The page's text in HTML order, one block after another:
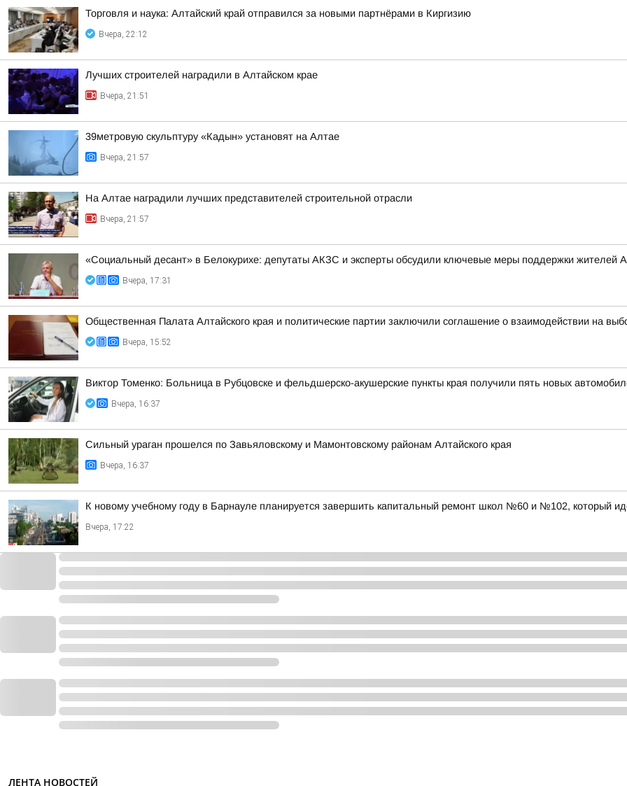
Торговля и наука: Алтайский край отправился за новыми партнёрами в Киргизию
Вчера, 22:12
Лучших строителей наградили в Алтайском крае
Вчера, 21:51
39метровую скульптуру «Кадын» установят на Алтае
Вчера, 21:57
На Алтае наградили лучших представителей строительной отрасли
Вчера, 21:57
«Социальный десант» в Белокурихе: депутаты АКЗС и эксперты обсудили ключевые меры поддержки жителей
Вчера, 17:31
Общественная Палата Алтайского края и политические партии заключили соглашение о взаимодействии на
Вчера, 15:52
Виктор Томенко: Больница в Рубцовске и фельдшерско-акушерские пункты края получили пять новых
Вчера, 16:37
Сильный ураган прошелся по Завьяловскому и Мамонтовскому районам Алтайского края
Вчера, 16:37
К новому учебному году в Барнауле планируется завершить капитальный ремонт школ №60 и №102, который
Вчера, 17:22
ЛЕНТА НОВОСТЕЙ